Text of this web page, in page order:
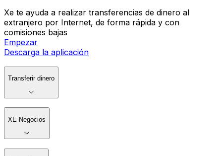
Xe te ayuda a realizar transferencias de dinero al
extranjero por Internet, de forma rápida y con
comisiones bajas
Empezar
Descarga la aplicación
Transferir dinero
XE Negocios